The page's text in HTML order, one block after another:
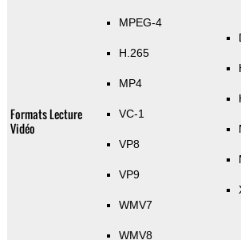
Formats Lecture
Vidéo
MPEG-4
H.265
MP4
VC-1
VP8
VP9
WMV7
WMV8